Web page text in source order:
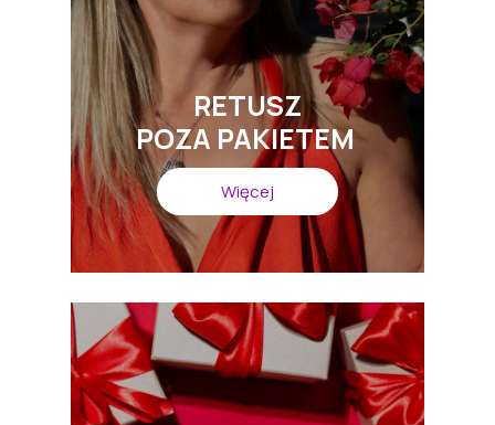
Więcej
RETUSZ
POZA PAKIETEM